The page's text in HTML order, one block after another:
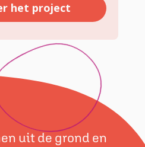
het project
uit de grond en